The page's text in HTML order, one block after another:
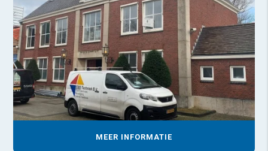
MEER INFORMATIE